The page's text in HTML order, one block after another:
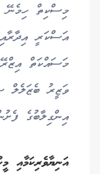
އަސްކަރީ
މަސައްކަތް
ވަޒީރު ބެޒަލެލް
އިންގިލާބުގެ
އަނިޔާވެރިކަމާއި